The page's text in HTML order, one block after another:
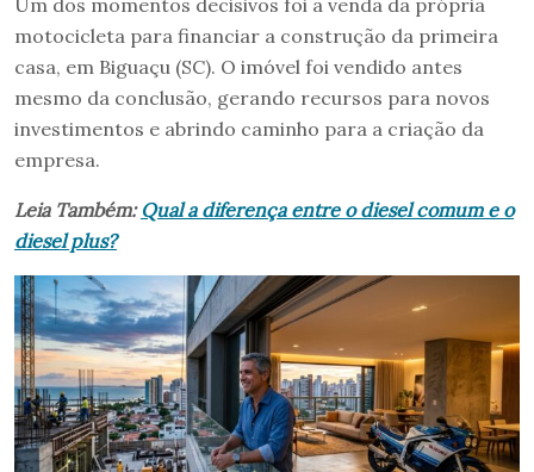
motocicleta para financiar a construção da primeira
casa, em Biguaçu (SC). O imóvel foi vendido antes
mesmo da conclusão, gerando recursos para novos
investimentos e abrindo caminho para a criação da
empresa.
Leia Também: Qual a diferença entre o diesel comum e o
diesel plus?